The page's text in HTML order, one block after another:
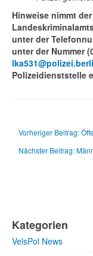
Hinweise nimmt
unter der
unter der Nummer
Polizeidienststelle
Vorheriger Beitrag:
Nächster Beitrag:
Kategorien
VelsPol News